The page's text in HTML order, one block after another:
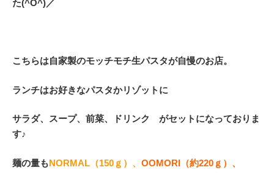
た(^O^)／
こちらは自家製のモッチモチ生パスタが自慢のお店。
ランチはお好きなパスタかリゾットに
サラダ、スープ、前菜、ドリンク がセットになっておりま
す♪
麺の量もNORMAL（150ｇ）、 OOMORI（約220ｇ）、